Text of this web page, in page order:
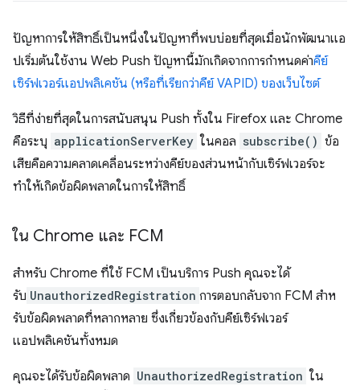
ปัญหาการให้สิทธิ์เป็นหนึ่งในปัญหาที่พบบ่อยที่สุดเมื่อนักพัฒนาแอ
ปเริ่มต้นใช้งาน Web Push ปัญหานี้มักเกิดจากการกำหนดค่าคีย์
เซิร์ฟเวอร์แอปพลิเคชัน (หรือที่เรียกว่าคีย์ VAPID) ของเว็บไซต์
วิธีที่ง่ายที่สุดในการสนับสนุน Push ทั้งใน Firefox และ Chrome
คือระบุ applicationServerKey ในคอล subscribe() ข้อ
เสียคือความคลาดเคลื่อนระหว่างคีย์ของส่วนหน้ากับเซิร์ฟเวอร์จะ
ทำให้เกิดข้อผิดพลาดในการให้สิทธิ์
ใน Chrome และ FCM
สําหรับ Chrome ที่ใช้ FCM เป็นบริการ Push คุณจะได้
รับ UnauthorizedRegistration การตอบกลับจาก FCM สําห
รับข้อผิดพลาดที่หลากหลาย ซึ่งเกี่ยวข้องกับคีย์เซิร์ฟเวอร์
แอปพลิเคชันทั้งหมด
คุณจะได้รับข้อผิดพลาด UnauthorizedRegistration ใน